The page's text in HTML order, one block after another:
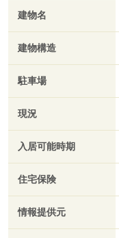
建物名
建物構造
駐車場
現況
入居可能時期
住宅保険
情報提供元